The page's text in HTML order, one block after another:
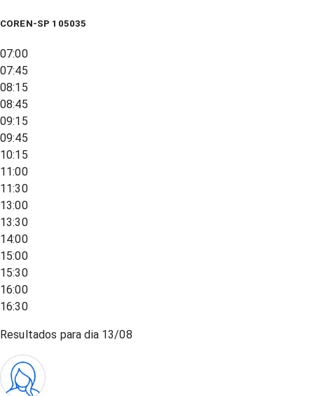
COREN-SP 105035
07:00
07:45
08:15
08:45
09:15
09:45
10:15
11:00
11:30
13:00
13:30
14:00
15:00
15:30
16:00
16:30
Resultados para dia 13/08